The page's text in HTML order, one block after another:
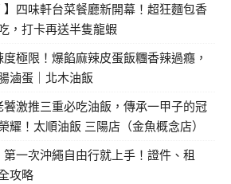
】四味軒台菜餐廳新開幕！超狂麵包香
，打卡再送半隻龍蝦
度極限！爆餡麻辣皮蛋飯糰香辣過癮，
滷蛋｜北木油飯
饕激推三重必吃油飯，傳承一甲子的冠
耀！太順油飯 三陽店（金魚概念店）
第一次沖繩自由行就上手！證件、租
攻略